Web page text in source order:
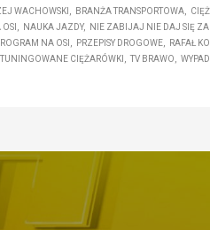
WACHOWSKI BRANŻA TRANSPORTOWA
OSI NAUKA JAZDY NIE ZABIJAJ NIE DAJ SIĘ
NA OSI PRZEPISY DROGOWE RAFAŁ
TUNINGOWANE CIĘŻARÓWKI TV BRAWO